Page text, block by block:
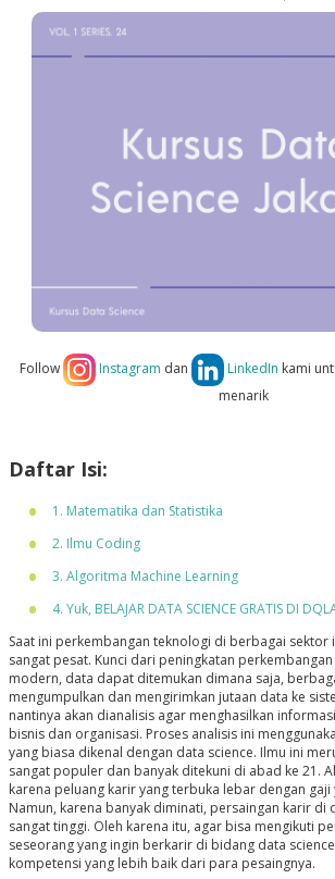
Follow Instagram dan LinkedIn kami
menarik
Daftar Isi:
1. Matematika dan Statistika
2. Ilmu Coding
3. Algoritma Machine Learning
4. Yuk, BELAJAR DATA SCIENCE GRATIS DI
Saat ini perkembangan teknologi di berbagai sektor
sangat pesat. Kunci dari peningkatan
modern, data dapat ditemukan dimana saja,
mengumpulkan dan mengirimkan jutaan data ke
nantinya akan dianalisis agar menghasilkan
bisnis dan organisasi. Proses analisis ini
yang biasa dikenal dengan data science. Ilmu ini
sangat populer dan banyak ditekuni di abad ke 21.
karena peluang karir yang terbuka lebar dengan gaji
Namun, karena banyak diminati, persaingan karir di
sangat tinggi. Oleh karena itu, agar bisa mengikuti
seseorang yang ingin berkarir di bidang data
kompetensi yang lebih baik dari para pesaingnya.